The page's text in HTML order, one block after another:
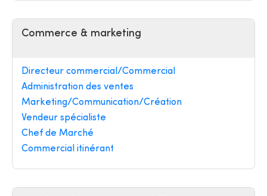
Commerce & marketing
Directeur commercial/Commercial
Administration des ventes
Marketing/Communication/Création
Vendeur spécialiste
Chef de Marché
Commercial itinérant